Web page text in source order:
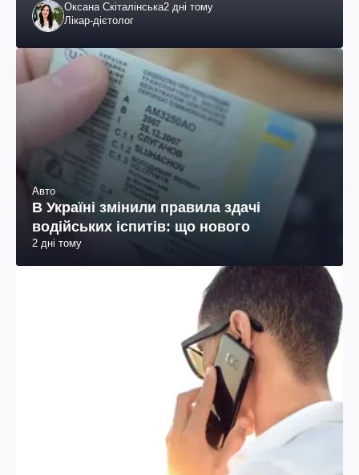
Оксана Скіталінська2 дні тому
Лікар-дієтолог
Авто
В Україні змінили правила здачі
водійських іспитів: що нового
2 дні тому